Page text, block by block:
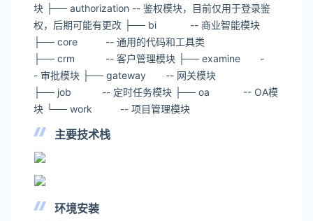
块 ├── authorization -- 鉴权模块，目前仅用于登录鉴
权，后期可能有更改 ├── bi -- 商业智能模块
├── core -- 通用的代码和工具类
├── crm -- 客户管理模块 ├── examine -
- 审批模块 ├── gateway -- 网关模块
├── job -- 定时任务模块 ├── oa -- OA模
块 └── work -- 项目管理模块
主要技术栈
环境安装